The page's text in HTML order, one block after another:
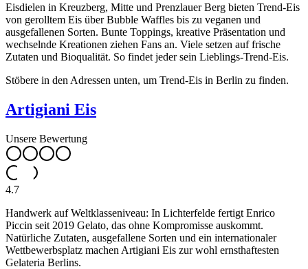
Eisdielen in Kreuzberg, Mitte und Prenzlauer Berg bieten Trend-Eis
von gerolltem Eis über Bubble Waffles bis zu veganen und
ausgefallenen Sorten. Bunte Toppings, kreative Präsentation und
wechselnde Kreationen ziehen Fans an. Viele setzen auf frische
Zutaten und Bioqualität. So findet jeder sein Lieblings-Trend-Eis.
Stöbere in den Adressen unten, um Trend-Eis in Berlin zu finden.
Artigiani Eis
Unsere Bewertung
4.7
Handwerk auf Weltklasseniveau: In Lichterfelde fertigt Enrico
Piccin seit 2019 Gelato, das ohne Kompromisse auskommt.
Natürliche Zutaten, ausgefallene Sorten und ein internationaler
Wettbewerbsplatz machen Artigiani Eis zur wohl ernsthaftesten
Gelateria Berlins.